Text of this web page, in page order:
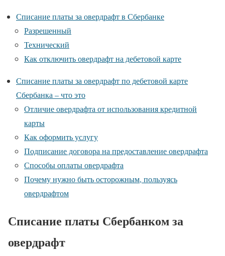
Списание платы за овердрафт в Сбербанке
Разрешенный
Технический
Как отключить овердрафт на дебетовой карте
Списание платы за овердрафт по дебетовой карте
Сбербанка – что это
Отличие овердрафта от использования кредитной
карты
Как оформить услугу
Подписание договора на предоставление овердрафта
Способы оплаты овердрафта
Почему нужно быть осторожным, пользуясь
овердрафтом
Списание платы Сбербанком за
овердрафт